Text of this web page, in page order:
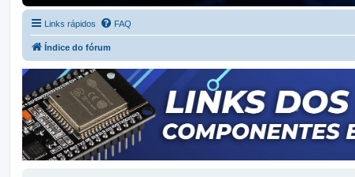
Links rápidos FAQ
Índice do fórum